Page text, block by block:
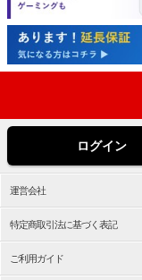
ログイン
運営会社
特定商取引法に基づく表記
ご利用ガイド